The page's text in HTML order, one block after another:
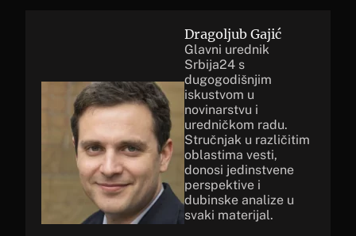
Dragoljub Gajić
Glavni urednik
Srbija24 s
dugogodišnjim
iskustvom u
novinarstvu i
uredničkom radu.
Stručnjak u različitim
oblastima vesti,
donosi jedinstvene
perspektive i
dubinske analize u
svaki materijal.